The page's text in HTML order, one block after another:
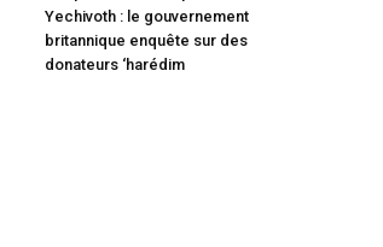
Yechivoth : le gouvernement
britannique enquête sur des
donateurs ‘harédim